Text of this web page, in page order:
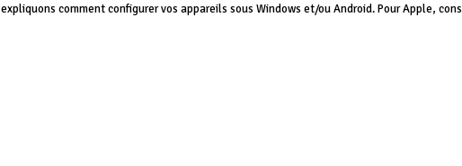
comment configurer vos appareils sous Windows et/ou Android. Pour Apple,